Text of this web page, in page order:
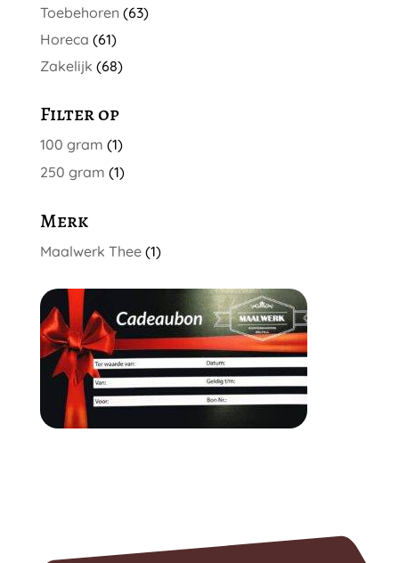
Toebehoren (63)
Horeca (61)
Zakelijk (68)
Filter op
100 gram (1)
250 gram (1)
Merk
Maalwerk Thee (1)